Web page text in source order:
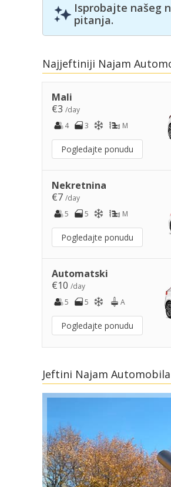
Isprobajte našeg
pitanja.
Najjeftiniji Najam
Mali
€3 /day
4
3 M
Pogledajte ponudu
Nekretnina
€7 /day
5
5 M
Pogledajte ponudu
Automatski
€10 /day
5
5 A
Pogledajte ponudu
Jeftini Najam